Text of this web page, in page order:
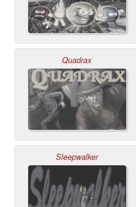
Quadrax
Sleepwalker